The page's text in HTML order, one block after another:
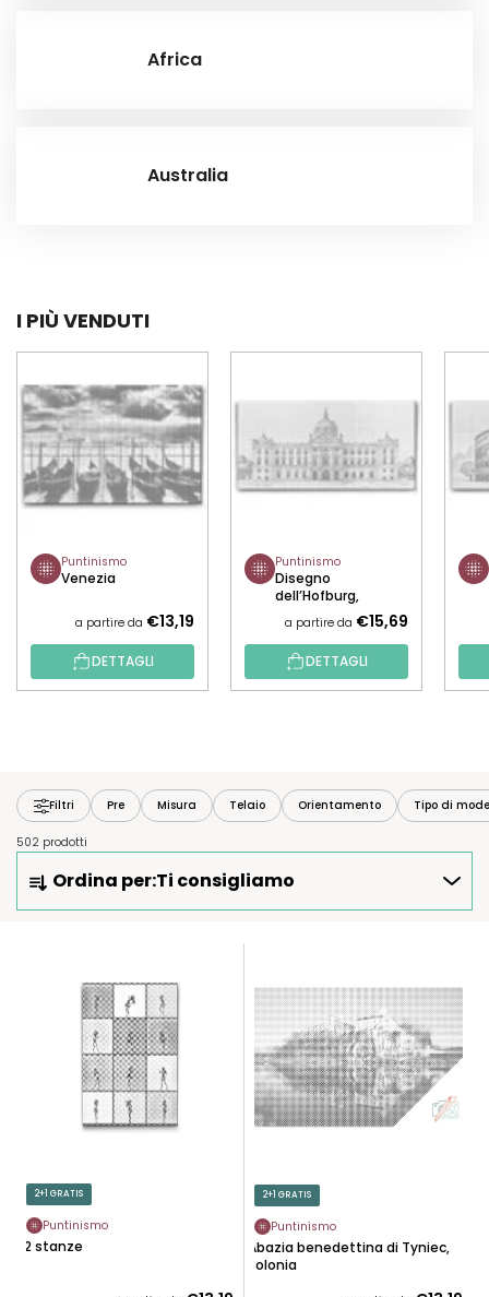
Africa
Australia
I PIÙ VENDUTI
Puntinismo
Venezia
a partire da €13,19
DETTAGLI
Puntinismo
Disegno
dell’Hofburg,
a partire da €15,69
DETTAGLI
Filtri Pre Misura Telaio Orientamento Tipo di
502 prodotti
D
R
O
D
O
Ordina per:Ti consigliamo
P
R
O
2+1 GRATIS
Puntinismo
12 stanze
2+1 GRATIS
Puntinismo
Abazia benedettina di Tyniec,
Polonia